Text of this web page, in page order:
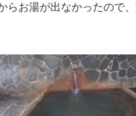
らお湯が出なかったので